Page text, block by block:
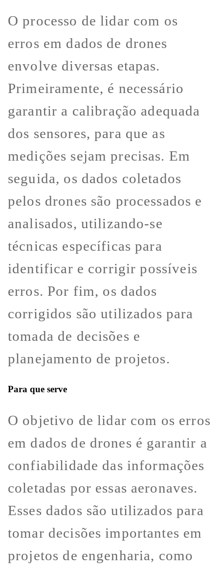
O processo de lidar com os
erros em dados de drones
envolve diversas etapas.
Primeiramente, é necessário
garantir a calibração adequada
dos sensores, para que as
medições sejam precisas. Em
seguida, os dados coletados
pelos drones são processados e
analisados, utilizando-se
técnicas específicas para
identificar e corrigir possíveis
erros. Por fim, os dados
corrigidos são utilizados para
tomada de decisões e
planejamento de projetos.
Para que serve
O objetivo de lidar com os erros
em dados de drones é garantir a
confiabilidade das informações
coletadas por essas aeronaves.
Esses dados são utilizados para
tomar decisões importantes em
projetos de engenharia, como